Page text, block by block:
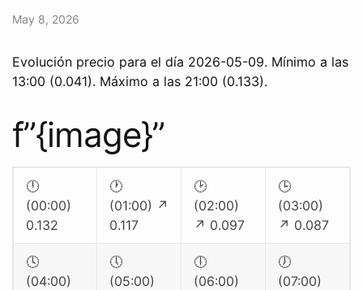
May 8, 2026
Evolución precio para el día 2026-05-09. Mínimo a las
13:00 (0.041). Máximo a las 21:00 (0.133).
f”{image}”
🕛
(00:00)
0.132
🕐
(01:00) ↗
0.117
🕑
(02:00)
↗ 0.097
🕒
(03:00)
↗ 0.087
🕓
(04:00)
🕔
(05:00)
🕕
(06:00)
🕖
(07:00)